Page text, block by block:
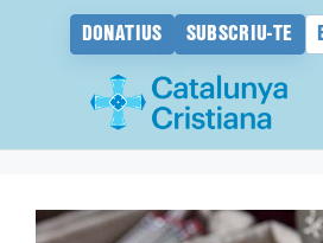
DONATIUS SUBSCRIU-TE
contingut